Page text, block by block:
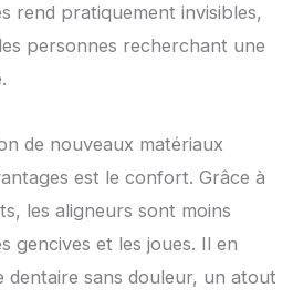
rend pratiquement invisibles,
personnes recherchant une
de nouveaux matériaux
est le confort. Grâce à
les aligneurs sont moins
gencives et les joues. Il en
dentaire sans douleur, un atout